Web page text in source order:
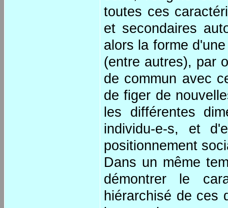
toutes ces
et secondaires
alors la forme
(entre autres), par
de commun avec
de figer de
les différentes
individu-e-s, et
positionnement
Dans un même
démontrer le
hiérarchisé de ces